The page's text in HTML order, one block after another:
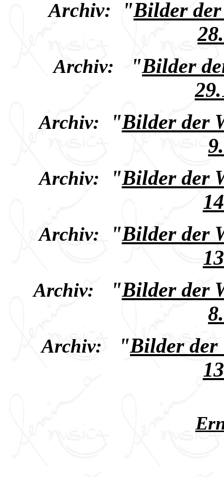
Archiv: "Bilder der
Archiv: "Bilder
Archiv: "Bilder der
Archiv: "Bilder der
Archiv: "Bilder der
Archiv: "Bilder der
Archiv: "Bilder der